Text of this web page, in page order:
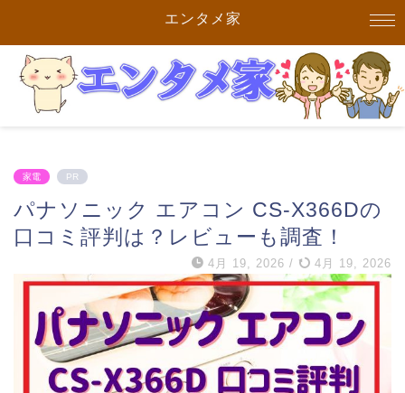
エンタメ家
家電 PR
パナソニック エアコン CS-X366Dの
口コミ評判は？レビューも調査！
4月 19, 2026 / 4月 19, 2026